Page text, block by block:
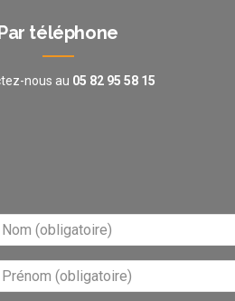
téléphone
nous au 05 82 95 58 15